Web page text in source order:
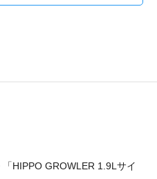
HIPPO GROWLER 1.9Lサイ